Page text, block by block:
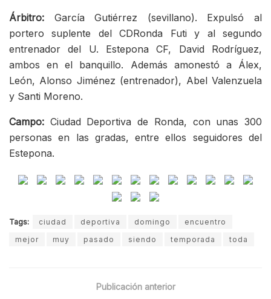
Árbitro: García Gutiérrez (sevillano). Expulsó al
portero suplente del CDRonda Futi y al segundo
entrenador del U. Estepona CF, David Rodríguez,
ambos en el banquillo. Además amonestó a Álex,
León, Alonso Jiménez (entrenador), Abel Valenzuela
y Santi Moreno.
Campo: Ciudad Deportiva de Ronda, con unas 300
personas en las gradas, entre ellos seguidores del
Estepona.
Tags: ciudad deportiva domingo
encuentro
mejor
muy pasado siendo temporada toda
Publicación anterior